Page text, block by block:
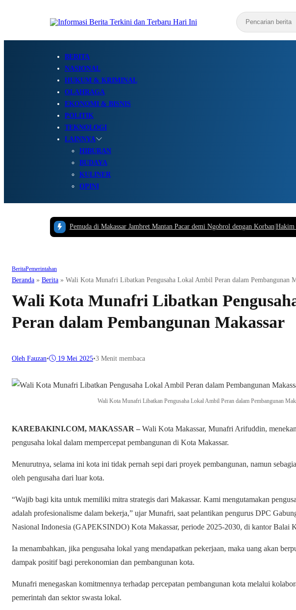
BERITA
NASIONAL
HUKUM & KRIMINAL
OLAHRAGA
EKONOMI & BISNIS
POLITIK
TEKNOLOGI
LAINNYA
HIBURAN
BUDAYA
KULINER
OPINI
Pemuda di Makassar Jambret Mantan Pacar demi Ngobrol dengan Korban Hakim
BeritaPemerintahan
Beranda » Berita » Wali Kota Munafri Libatkan Pengusaha Lokal Ambil Peran dalam Pembangunan
Wali Kota Munafri Libatkan
Peran dalam Pembangunan Makassar
Oleh Fauzan• 19 Mei 2025•3 Menit membaca
Wali Kota Munafri Libatkan Pengusaha Lokal Ambil Peran dalam Pembangunan
KAREBAKINI.COM, MAKASSAR – Wali Kota Makassar, Munafri Arifuddin,
pengusaha lokal dalam mempercepat pembangunan di Kota Makassar.
Menurutnya, selama ini kota ini tidak pernah sepi dari proyek pembangunan, namun
oleh pengusaha dari luar kota.
“Wajib bagi kita untuk memiliki mitra strategis dari Makassar. Kami mengutamakan
adalah profesionalisme dalam bekerja,” ujar Munafri, saat pelantikan pengurus DPC
Nasional Indonesia (GAPEKSINDO) Kota Makassar, periode 2025-2030, di kantor Balai
Ia menambahkan, jika pengusaha lokal yang mendapatkan pekerjaan, maka uang akan
dampak positif bagi perekonomian dan pembangunan kota.
Munafri menegaskan komitmennya terhadap percepatan pembangunan kota melalui
pemerintah dan sektor swasta lokal.